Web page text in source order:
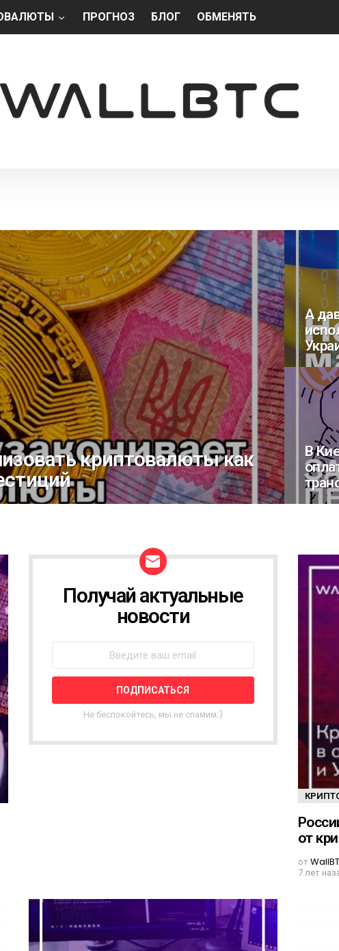
ПРОГНОЗ БЛОГ ОБМЕНЯТЬ
криптовалюты как
А
В
Т
Н
Я
С
Получай актуальные
новости
Не беспокойтесь, мы не спамим;)
от
от
7 лет